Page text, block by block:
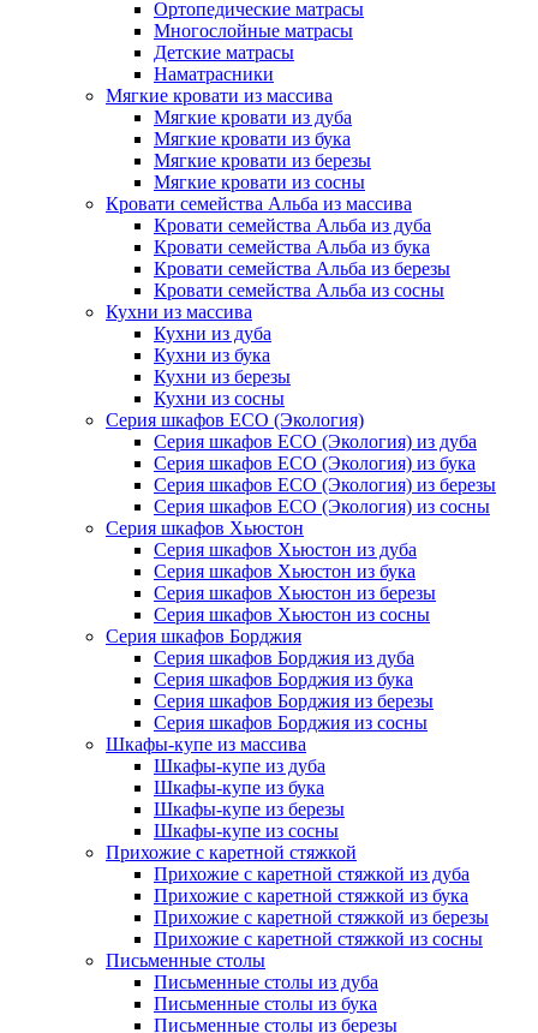
Ортопедические матрасы
Многослойные матрасы
Детские матрасы
Наматрасники
Мягкие кровати из массива
Мягкие кровати из дуба
Мягкие кровати из бука
Мягкие кровати из березы
Мягкие кровати из сосны
Кровати семейства Альба из массива
Кровати семейства Альба из дуба
Кровати семейства Альба из бука
Кровати семейства Альба из березы
Кровати семейства Альба из сосны
Кухни из массива
Кухни из дуба
Кухни из бука
Кухни из березы
Кухни из сосны
Серия шкафов ECO (Экология)
Серия шкафов ECO (Экология) из дуба
Серия шкафов ECO (Экология) из бука
Серия шкафов ECO (Экология) из березы
Серия шкафов ECO (Экология) из сосны
Серия шкафов Хьюстон
Серия шкафов Хьюстон из дуба
Серия шкафов Хьюстон из бука
Серия шкафов Хьюстон из березы
Серия шкафов Хьюстон из сосны
Серия шкафов Борджия
Серия шкафов Борджия из дуба
Серия шкафов Борджия из бука
Серия шкафов Борджия из березы
Серия шкафов Борджия из сосны
Шкафы-купе из массива
Шкафы-купе из дуба
Шкафы-купе из бука
Шкафы-купе из березы
Шкафы-купе из сосны
Прихожие с каретной стяжкой
Прихожие с каретной стяжкой из дуба
Прихожие с каретной стяжкой из бука
Прихожие с каретной стяжкой из березы
Прихожие с каретной стяжкой из сосны
Письменные столы
Письменные столы из дуба
Письменные столы из бука
Письменные столы из березы